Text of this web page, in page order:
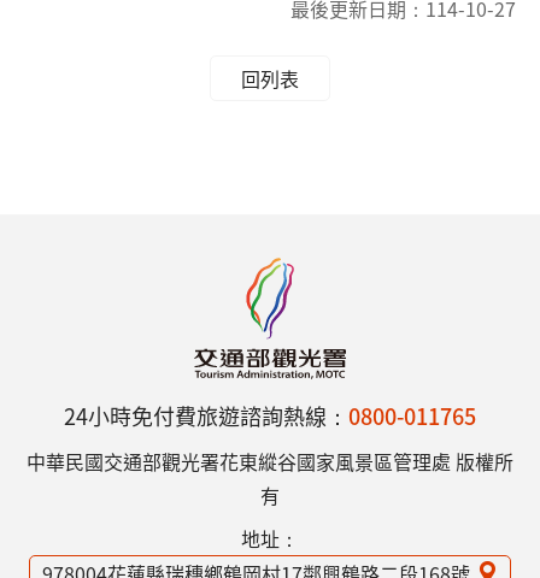
最後更新日期： 114-10-27
回列表
24小時免付費旅遊諮詢熱線： 0800-011765
中華民國交通部觀光署花東縱谷國家風景區管理處 版權所
有
地址：